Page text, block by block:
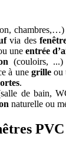
chambres,…)
via des
une entrée
(couloirs, ...)
à une grilleou
.
de bain,
naturelle ou
PVC